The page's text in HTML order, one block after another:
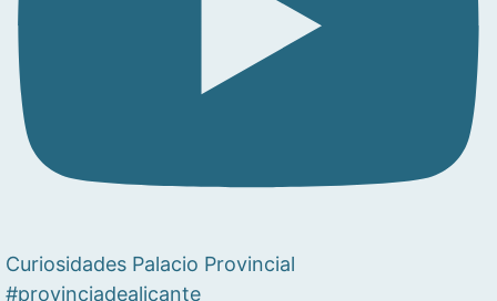
Curiosidades Palacio Provincial
#provinciadealicante